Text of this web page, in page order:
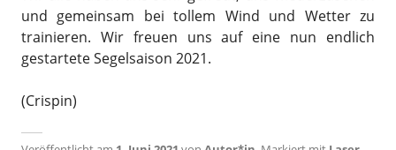
und gemeinsam bei tollem Wind und Wetter zu
trainieren. Wir freuen uns auf eine nun endlich
gestartete Segelsaison 2021.
(Crispin)